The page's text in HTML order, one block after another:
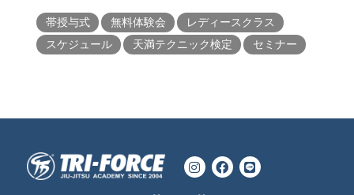
帯授与式 無料体験会
レディースクラス
スケジュール
天満テクニック検定 セミナー